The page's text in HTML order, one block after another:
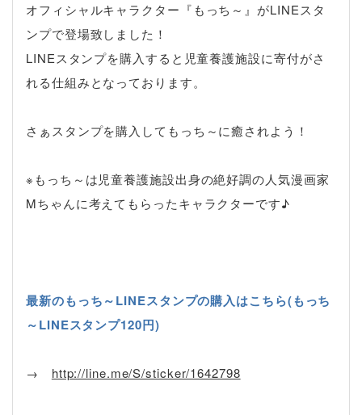
オフィシャルキャラクター『もっち～』がLINEスタ
ンプで登場致しました！
LINEスタンプを購入すると児童養護施設に寄付がさ
れる仕組みとなっております。
さぁスタンプを購入してもっち～に癒されよう！
※もっち～は児童養護施設出身の絶好調の人気漫画家
Mちゃんに考えてもらったキャラクターです♪
最新のもっち～LINEスタンプの購入はこちら(もっち
～LINEスタンプ120円)
→ http://line.me/S/sticker/1642798